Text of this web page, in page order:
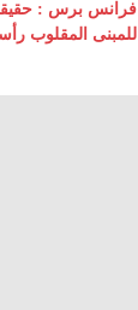
فرانس برس :
للمبنى المقلوب